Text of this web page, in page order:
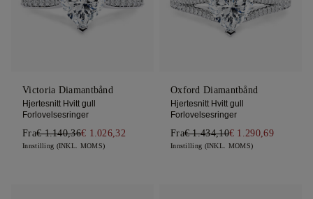
Victoria Diamantbånd
Hjertesnitt Hvitt gull
Forlovelsesringer
Fra€ 1.140,36€ 1.026,32
Innstilling (INKL. MOMS)
Oxford Diamantbånd
Hjertesnitt Hvitt gull
Forlovelsesringer
Fra€ 1.434,10€ 1.290,69
Innstilling (INKL. MOMS)